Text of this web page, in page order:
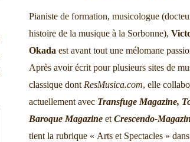
Pianiste de formation, musicologue
histoire de la musique à la Sorbonne),
Okada est avant tout une mélomane
Après avoir écrit pour plusieurs sites de
classique dont ResMusica.com, elle
actuellement avec Transfuge Magazine,
Baroque Magazine et Crescendo-
tient la rubrique « Arts et Spectacles »